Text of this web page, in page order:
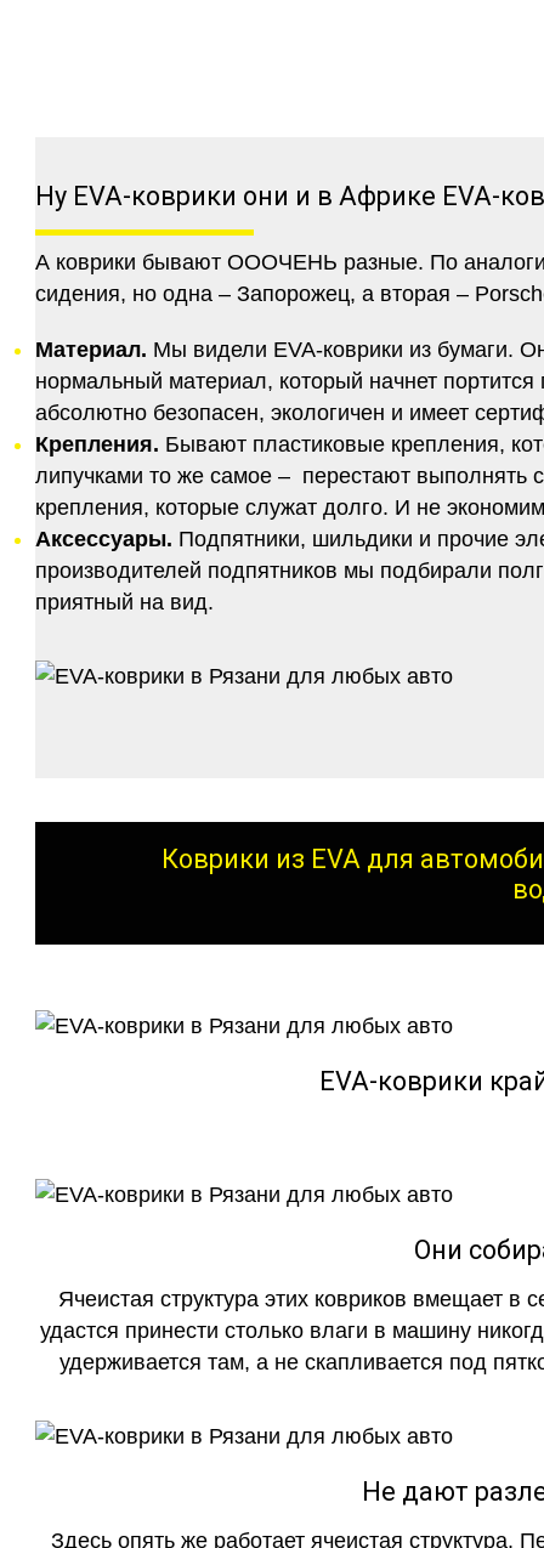
Ну EVA-коврики они и в Африке EVA-
А коврики бывают ОООЧЕНЬ разные. По
сидения, но одна – Запорожец, а вторая –
Материал. Мы видели EVA-коврики из бумаги.
нормальный материал, который начнет
абсолютно безопасен, экологичен и имеет
Крепления. Бывают пластиковые крепления,
липучками то же самое – перестают
крепления, которые служат долго. И не
Аксессуары. Подпятники, шильдики и прочие
производителей подпятников мы подбирали
приятный на вид.
Коврики из EVA для
EVA-коврики
Они
Ячеистая структура этих ковриков вмещает в
удастся принести столько влаги в машину
удерживается там, а не скапливается под
Не дают
Здесь опять же работает ячеистая структура.